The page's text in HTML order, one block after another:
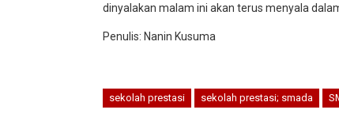
dinyalakan malam ini akan terus menyala
Penulis: Nanin Kusuma
sekolah prestasi sekolah prestasi; smada